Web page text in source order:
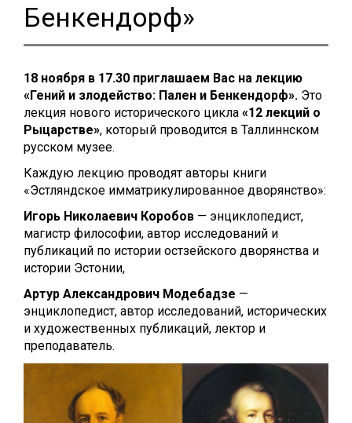
Бенкендорф»
18 ноября в 17.30 приглашаем Вас на лекцию
«Гений и злодейство: Пален и Бенкендорф». Это
лекция нового исторического цикла «12 лекций о
Pыцарстве», который проводится в Таллиннском
русском музее.
Каждую лекцию проводят авторы книги
«Эстляндское имматрикулированное дворянство»:
Игорь Николаевич Коробов — энциклопедист,
магистр философии, автор исследований и
публикаций по истории остзейского дворянства и
истории Эстонии,
Артур Александрович Модебадзе —
энциклопедист, автор исследований, исторических
и художественных публикаций, лектор и
преподаватель.